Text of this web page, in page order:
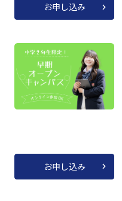
お申し込み
お申し込み